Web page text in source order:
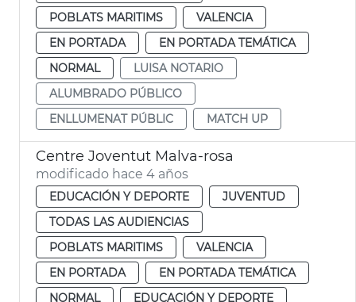
POBLATS MARITIMS
VALENCIA
EN PORTADA
EN PORTADA TEMÁTICA
NORMAL
LUISA NOTARIO
ALUMBRADO PÚBLICO
ENLLUMENAT PÚBLIC
MATCH UP
Centre Joventut Malva-rosa
modificado hace 4 años
EDUCACIÓN Y DEPORTE
JUVENTUD
TODAS LAS AUDIENCIAS
POBLATS MARITIMS
VALENCIA
EN PORTADA
EN PORTADA TEMÁTICA
NORMAL
EDUCACIÓN Y DEPORTE